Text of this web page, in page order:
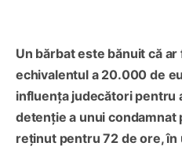
Un bărbat este bănuit că
echivalentul a 20.000 de
influența judecători pentru
detenție a unui
reținut pentru 72 de ore,